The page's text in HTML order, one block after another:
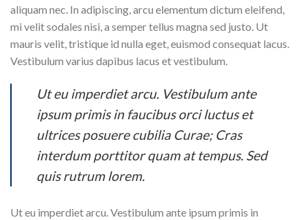
aliquam nec. In adipiscing, arcu elementum dictum eleifend,
mi velit sodales nisi, a semper tellus magna sed justo. Ut
mauris velit, tristique id nulla eget, euismod consequat lacus.
Vestibulum varius dapibus lacus et vestibulum.
Ut eu imperdiet arcu. Vestibulum ante
ipsum primis in faucibus orci luctus et
ultrices posuere cubilia Curae; Cras
interdum porttitor quam at tempus. Sed
quis rutrum lorem.
Ut eu imperdiet arcu. Vestibulum ante ipsum primis in